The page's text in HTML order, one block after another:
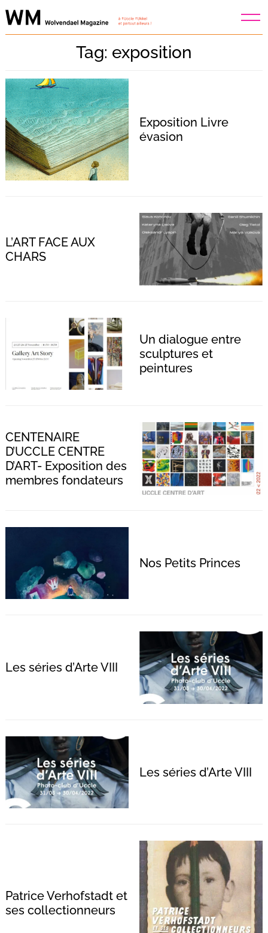
Skip
to
Tag: exposition
Exposition Livre
évasion
L’ART FACE AUX
CHARS
Un dialogue entre
sculptures et
peintures
CENTENAIRE
D’UCCLE CENTRE
D’ART- Exposition des
membres fondateurs
Nos Petits Princes
Les séries d’Arte VIII
Les séries d’Arte VIII
Patrice Verhofstadt et
ses collectionneurs
Recherche